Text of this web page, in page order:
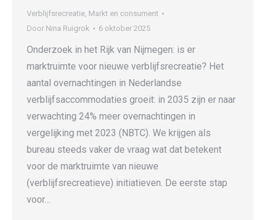
Verblijfsrecreatie, Markt en consument
Door Nina Ruigrok 6 oktober 2025
Onderzoek in het Rijk van Nijmegen: is er
marktruimte voor nieuwe verblijfsrecreatie? Het
aantal overnachtingen in Nederlandse
verblijfsaccommodaties groeit: in 2035 zijn er naar
verwachting 24% meer overnachtingen in
vergelijking met 2023 (NBTC). We krijgen als
bureau steeds vaker de vraag wat dat betekent
voor de marktruimte van nieuwe
(verblijfsrecreatieve) initiatieven. De eerste stap
voor…